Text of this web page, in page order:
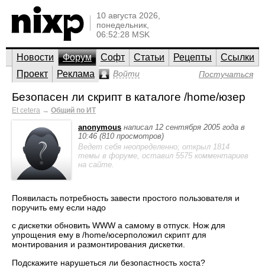
10 августа 2026,
понедельник,
06:52:28 MSK
Новости Форум Софт Статьи Рецепты
Ссылки
Проект
Реклама Войти Постучаться
Безопасен ли скрипт в каталоге /home/юзер
Et cetera → Общий по ИТ
anonymous написал 12 сентября 2005 года в
10:46 (810 просмотров)
Ведет себя неопределенно; открыл 1814
темы в форуме, оставил 5575 комментариев
на сайте.
Появиласть потребность завести простого пользователя и
поручить ему если надо
с дискетки обновить WWW а самому в отпуск. Нож для
упрощения ему в /home/юсерположил скрипт для
монтирования и размонтирования дискетки.
Подскажите нарушеться ли безопастность хоста?